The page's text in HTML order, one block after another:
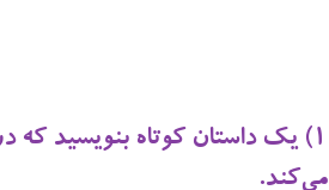
۱) یک داستان کوتاه بنویسید
می‌کند.